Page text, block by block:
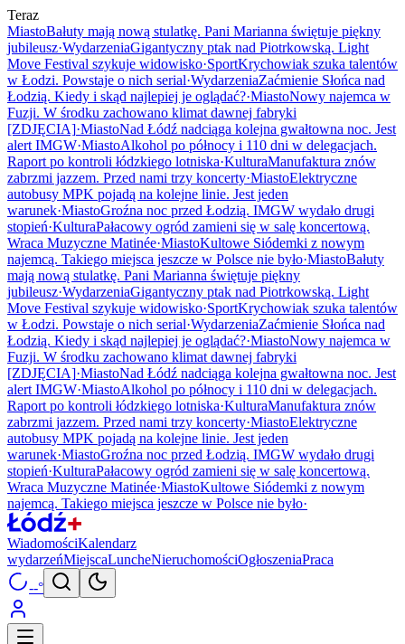
Teraz
MiastoBałuty mają nową stulatkę. Pani Marianna świętuje piękny
jubileusz·WydarzeniaGigantyczny ptak nad Piotrkowską. Light
Move Festival szykuje widowisko·SportKrychowiak szuka talentów
w Łodzi. Powstaje o nich serial·WydarzeniaZaćmienie Słońca nad
Łodzią. Kiedy i skąd najlepiej je oglądać?·MiastoNowy najemca w
Fuzji. W środku zachowano klimat dawnej fabryki
[ZDJĘCIA]·MiastoNad Łódź nadciąga kolejna gwałtowna noc. Jest
alert IMGW·MiastoAlkohol po północy i 110 dni w delegacjach.
Raport po kontroli łódzkiego lotniska·KulturaManufaktura znów
zabrzmi jazzem. Przed nami trzy koncerty·MiastoElektryczne
autobusy MPK pojadą na kolejne linie. Jest jeden
warunek·MiastoGroźna noc przed Łodzią. IMGW wydało drugi
stopień·KulturaPałacowy ogród zamieni się w salę koncertową.
Wraca Muzyczne Matinée·MiastoKultowe Siódemki z nowym
najemcą. Takiego miejsca jeszcze w Polsce nie było·MiastoBałuty
mają nową stulatkę. Pani Marianna świętuje piękny
jubileusz·WydarzeniaGigantyczny ptak nad Piotrkowską. Light
Move Festival szykuje widowisko·SportKrychowiak szuka talentów
w Łodzi. Powstaje o nich serial·WydarzeniaZaćmienie Słońca nad
Łodzią. Kiedy i skąd najlepiej je oglądać?·MiastoNowy najemca w
Fuzji. W środku zachowano klimat dawnej fabryki
[ZDJĘCIA]·MiastoNad Łódź nadciąga kolejna gwałtowna noc. Jest
alert IMGW·MiastoAlkohol po północy i 110 dni w delegacjach.
Raport po kontroli łódzkiego lotniska·KulturaManufaktura znów
zabrzmi jazzem. Przed nami trzy koncerty·MiastoElektryczne
autobusy MPK pojadą na kolejne linie. Jest jeden
warunek·MiastoGroźna noc przed Łodzią. IMGW wydało drugi
stopień·KulturaPałacowy ogród zamieni się w salę koncertową.
Wraca Muzyczne Matinée·MiastoKultowe Siódemki z nowym
najemcą. Takiego miejsca jeszcze w Polsce nie było·
WiadomościKalendarz
wydarzeńMiejscaLuncheNieruchomościOgłoszeniaPraca
--°